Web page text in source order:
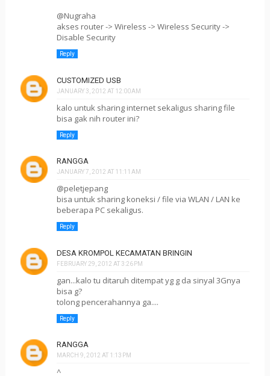
@Nugraha
akses router -> Wireless -> Wireless Security ->
Disable Security
Reply
CUSTOMIZED USB
JANUARY 3, 2012 AT 12:00 AM
kalo untuk sharing internet sekaligus sharing file
bisa gak nih router ini?
Reply
RANGGA
JANUARY 7, 2012 AT 11:11 AM
@peletjepang
bisa untuk sharing koneksi / file via WLAN / LAN ke
beberapa PC sekaligus.
Reply
DESA KROMPOL KECAMATAN BRINGIN
FEBRUARY 29, 2012 AT 3:26 PM
gan...kalo tu ditaruh ditempat yg g da sinyal 3Gnya
bisa g?
tolong pencerahannya ga....
Reply
RANGGA
MARCH 9, 2012 AT 1:13 PM
^